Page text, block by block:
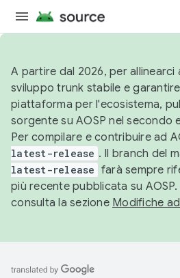
A partire dal 2026, per allinearci
sviluppo trunk stabile e
piattaforma per l'ecosistema,
sorgente su AOSP nel secondo
Per compilare e contribuire ad
latest-release . Il branch del
latest-release farà sempre
più recente pubblicata su
consulta la sezione Modifiche ad